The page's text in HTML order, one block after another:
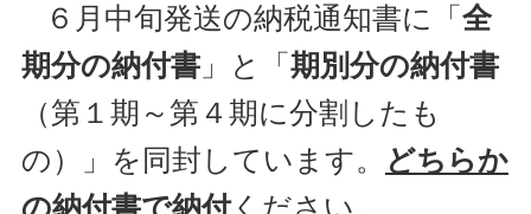
６月中旬発送の納税通知書に「 全
期分の納付書」と「 期別分の納付書
（第１期～第４期に分割したも
の）」を同封しています。
どちらか
の納付書で納付ください。